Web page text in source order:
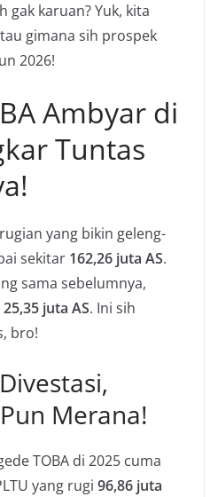
gak karuan? Yuk, kita
gimana sih prospek
2026!
Ambyar di
Tuntas
yang bikin geleng-
sekitar 162,26 juta AS.
sama sebelumnya,
25,35 juta AS. Ini sih
bro!
Divestasi,
Merana!
TOBA di 2025 cuma
yang rugi 96,86 juta